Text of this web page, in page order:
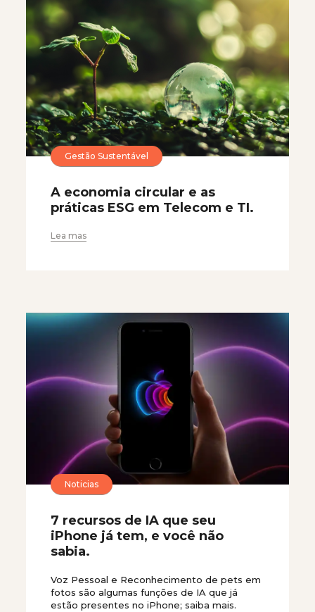
Gestão Sustentável
A economia circular e as
práticas ESG em Telecom e TI.
Lea mas
Noticias
7 recursos de IA que seu
iPhone já tem, e você não
sabia.
Voz Pessoal e Reconhecimento de pets em
fotos são algumas funções de IA que já
estão presentes no iPhone; saiba mais.